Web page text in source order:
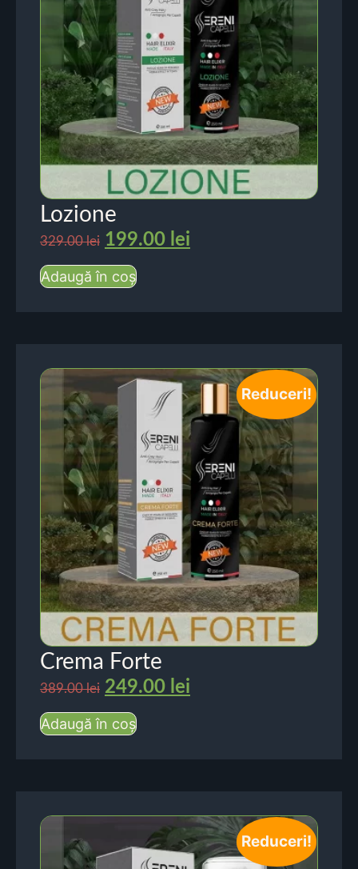
Lozione
329.00lei 199.00 lei
Adaugă în coș
Reduceri!
Crema Forte
389.00lei 249.00 lei
Adaugă în coș
Reduceri!